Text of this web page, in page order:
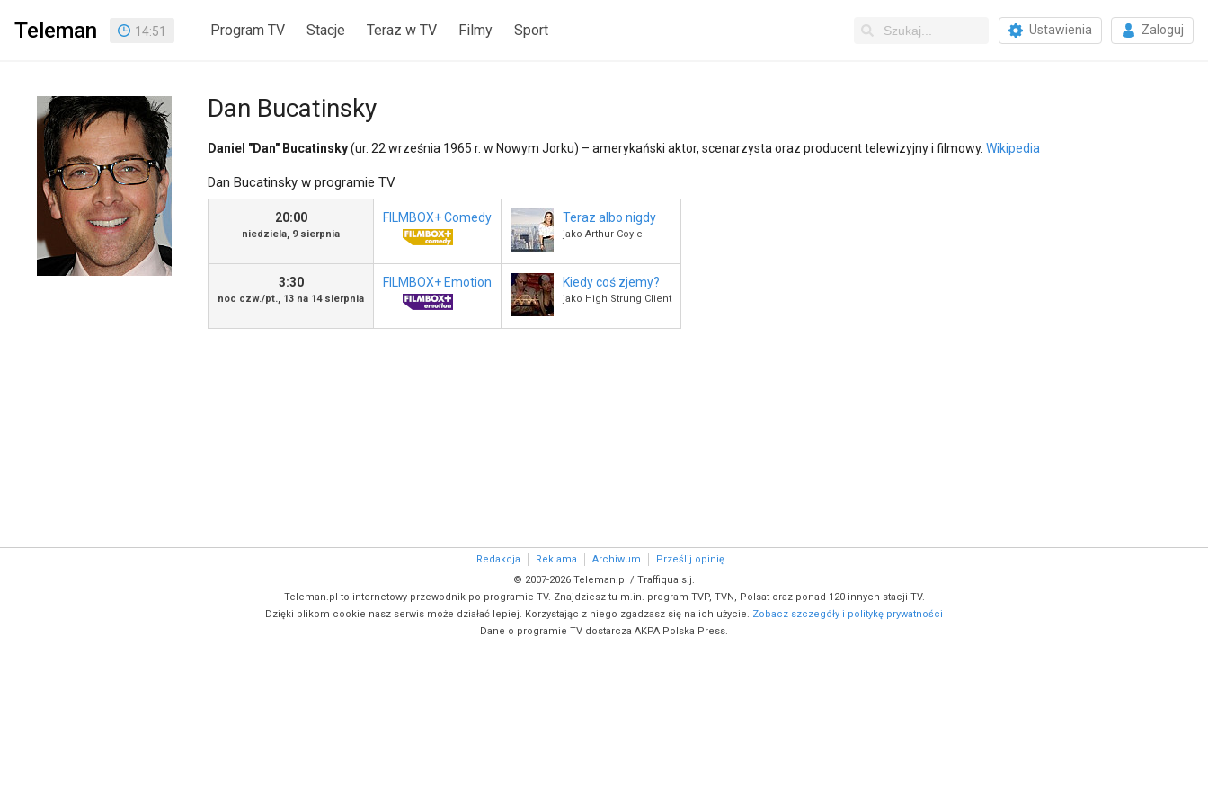
Teleman 14:51 Program TV Stacje Teraz w TV Filmy Sport Ustawienia Zaloguj
Dan Bucatinsky
Daniel "Dan" Bucatinsky(ur. 22 września 1965 r. w Nowym Jorku) – amerykański aktor, scenarzysta oraz producent telewizyjny i filmowy. Wikipedia
Dan Bucatinsky w programie TV
20:00
niedziela, 9 sierpnia
FILMBOX+ Comedy Teraz albo nigdy
jako Arthur Coyle
3:30
noc czw./pt., 13 na 14 sierpnia
FILMBOX+ Emotion Kiedy coś zjemy?
jako High Strung Client
Redakcja Reklama Archiwum
Prześlij opinię
© 2007-2026 Teleman.pl / Traffiqua s.j.
Teleman.pl to internetowy przewodnik po programie TV. Znajdziesz tu m.in. program TVP, TVN, Polsat oraz ponad 120 innych stacji TV.
Dzięki plikom cookie nasz serwis może działać lepiej. Korzystając z niego zgadzasz się na ich użycie. Zobacz szczegóły i politykę prywatności
Dane o programie TV dostarcza AKPA Polska Press.